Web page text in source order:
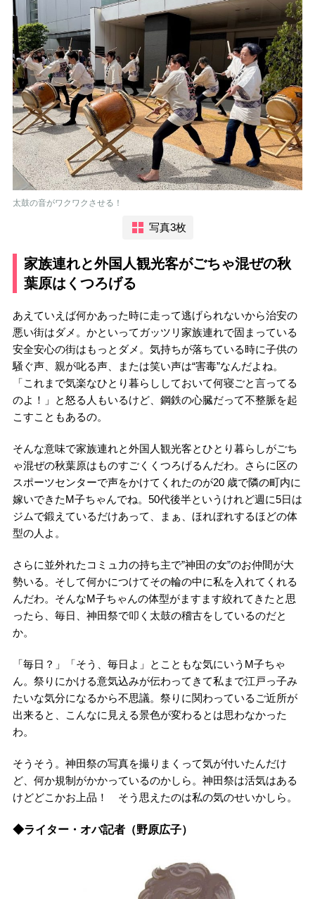
太鼓の音がワクワクさせる！
写真3枚
家族連れと外国人観光客がごちゃ混ぜの秋
葉原はくつろげる
あえていえば何かあった時に走って逃げられないから治安の
悪い街はダメ。かといってガッツリ家族連れで固まっている
安全安心の街はもっとダメ。気持ちが落ちている時に子供の
騒ぐ声、親が叱る声、または笑い声は“害毒”なんだよね。
「これまで気楽なひとり暮らししておいて何寝ごと言ってる
のよ！」と怒る人もいるけど、鋼鉄の心臓だって不整脈を起
こすこともあるの。
そんな意味で家族連れと外国人観光客とひとり暮らしがごち
ゃ混ぜの秋葉原はものすごくくつろげるんだわ。さらに区の
スポーツセンターで声をかけてくれたのが20 歳で隣の町内に
嫁いできたM子ちゃんでね。50代後半というけれど週に5日は
ジムで鍛えているだけあって、まぁ、ほれぼれするほどの体
型の人よ。
さらに並外れたコミュ力の持ち主で”神田の女”のお仲間が大
勢いる。そして何かにつけてその輪の中に私を入れてくれる
んだわ。そんなM子ちゃんの体型がますます絞れてきたと思
ったら、毎日、神田祭で叩く太鼓の稽古をしているのだと
か。
「毎日？」「そう、毎日よ」とこともな気にいうM子ちゃ
ん。祭りにかける意気込みが伝わってきて私まで江戸っ子み
たいな気分になるから不思議。祭りに関わっているご近所が
出来ると、こんなに見える景色が変わるとは思わなかった
わ。
そうそう。神田祭の写真を撮りまくって気が付いたんだけ
ど、何か規制がかかっているのかしら。神田祭は活気はある
けどどこかお上品！ そう思えたのは私の気のせいかしら。
◆ライター・オバ記者（野原広子）